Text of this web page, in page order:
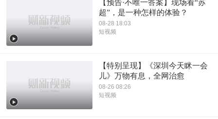
【预告·不唯一答案】现场看“苏
超”，是一种怎样的体验？
08-28 18:03
短视频
【特别呈现】《深圳今天眯一会
儿》万物有息，全网治愈
08-26 08:26
短视频